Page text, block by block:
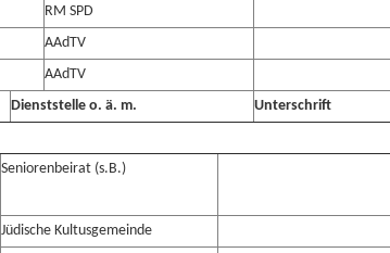
RM SPD
AAdTV
AAdTV
Dienststelle o. ä. m.
Unterschrift
Seniorenbeirat (s.B.)
Jüdische Kultusgemeinde